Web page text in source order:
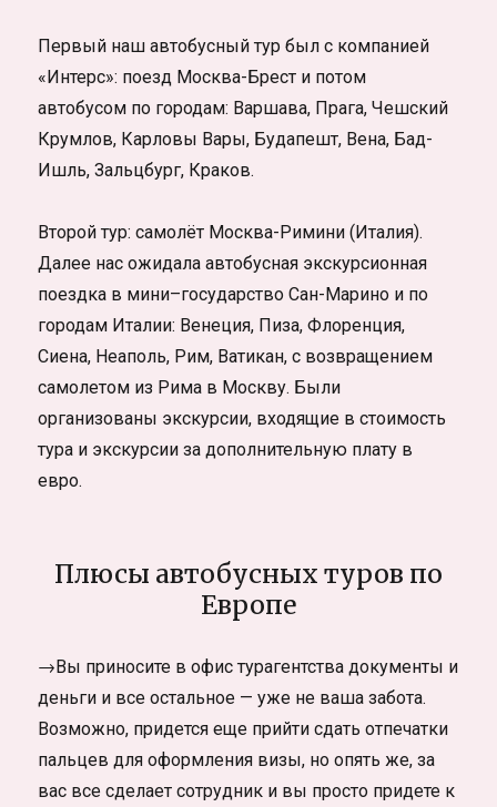
Первый наш автобусный тур был с компанией
«Интерс»: поезд Москва-Брест и потом
автобусом по городам: Варшава, Прага, Чешский
Крумлов, Карловы Вары, Будапешт, Вена, Бад-
Ишль, Зальцбург, Краков.
Второй тур: самолёт Москва-Римини (Италия).
Далее нас ожидала автобусная экскурсионная
поездка в мини–государство Сан-Марино и по
городам Италии: Венеция, Пиза, Флоренция,
Сиена, Неаполь, Рим, Ватикан, с возвращением
самолетом из Рима в Москву. Были
организованы экскурсии, входящие в стоимость
тура и экскурсии за дополнительную плату в
евро.
Плюсы автобусных туров по
Европе
→Вы приносите в офис турагентства документы и
деньги и все остальное — уже не ваша забота.
Возможно, придется еще прийти сдать отпечатки
пальцев для оформления визы, но опять же, за
вас все сделает сотрудник и вы просто придете к